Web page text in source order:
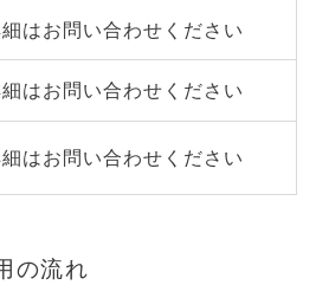
はお問い合わせください
はお問い合わせください
はお問い合わせください
の流れ